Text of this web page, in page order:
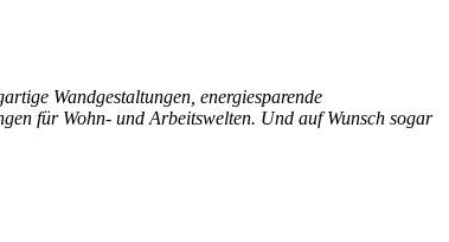
Wandgestaltungen, energiesparende
für Wohn- und Arbeitswelten. Und auf Wunsch sogar